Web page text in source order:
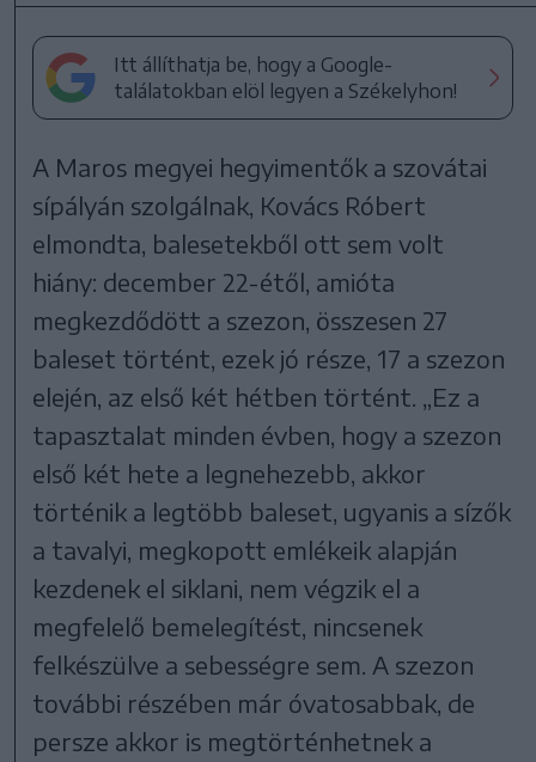
Itt állíthatja be, hogy a Google-
találatokban elöl legyen a Székelyhon!
A Maros megyei hegyimentők a szovátai
sípályán szolgálnak, Kovács Róbert
elmondta, balesetekből ott sem volt
hiány: december 22-étől, amióta
megkezdődött a szezon, összesen 27
baleset történt, ezek jó része, 17 a szezon
elején, az első két hétben történt. „Ez a
tapasztalat minden évben, hogy a szezon
első két hete a legnehezebb, akkor
történik a legtöbb baleset, ugyanis a sízők
a tavalyi, megkopott emlékeik alapján
kezdenek el siklani, nem végzik el a
megfelelő bemelegítést, nincsenek
felkészülve a sebességre sem. A szezon
további részében már óvatosabbak, de
persze akkor is megtörténhetnek a